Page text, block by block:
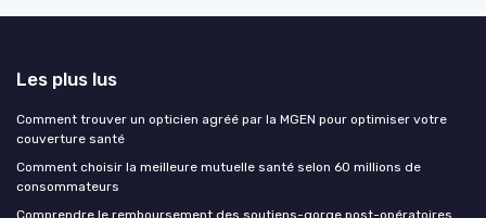
Les plus lus
Comment trouver un opticien agréé par la MGEN pour optimiser votre
couverture santé
Comment choisir la meilleure mutuelle santé selon 60 millions de
consommateurs
Comprendre le remboursement des soutiens-gorge post-opératoires